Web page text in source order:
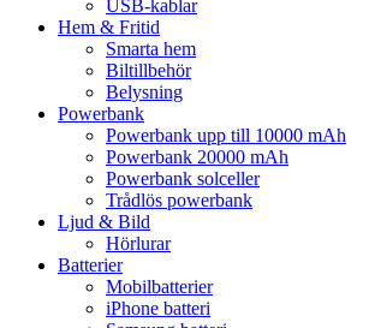
USB-kablar
Hem & Fritid
Smarta hem
Biltillbehör
Belysning
Powerbank
Powerbank upp till 10000 mAh
Powerbank 20000 mAh
Powerbank solceller
Trådlös powerbank
Ljud & Bild
Hörlurar
Batterier
Mobilbatterier
iPhone batteri